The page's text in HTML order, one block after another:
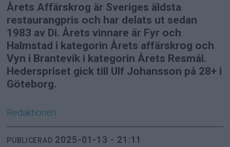
Årets Affärskrog är Sveriges äldsta
restaurangpris och har delats ut sedan
1983 av Di. Årets vinnare är Fyr och
Halmstad i kategorin Årets affärskrog och
Vyn i Brantevik i kategorin Årets Resmål.
Hederspriset gick till Ulf Johansson på 28+ i
Göteborg.
Redaktionen
PUBLICERAD 2025-01-13 - 21:11